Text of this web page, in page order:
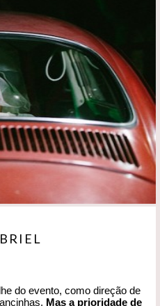
do evento, como direção de
Mas a prioridade de